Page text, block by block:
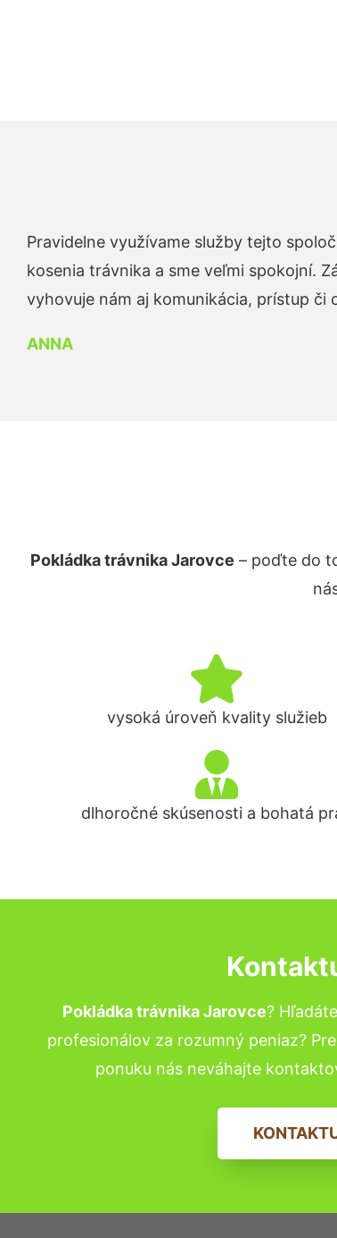
Pravidelne využívame služby tejto
kosenia trávnika a sme veľmi spokojní.
vyhovuje nám aj komunikácia, prístup či
ANNA
Pokládka trávnika Jarovce – poďte do
vysoká úroveň kvality služieb
dlhoročné skúsenosti a bohatá
Pokládka trávnika Jarovce?
profesionálov za rozumný peniaz?
ponuku nás neváhajte